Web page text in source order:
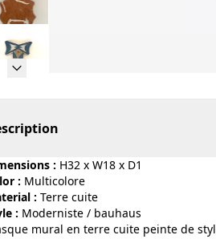
: H32 x W18 x D1
:
multicolore
:
terre cuite
:
moderniste / bauhaus
mural en terre cuite peinte de